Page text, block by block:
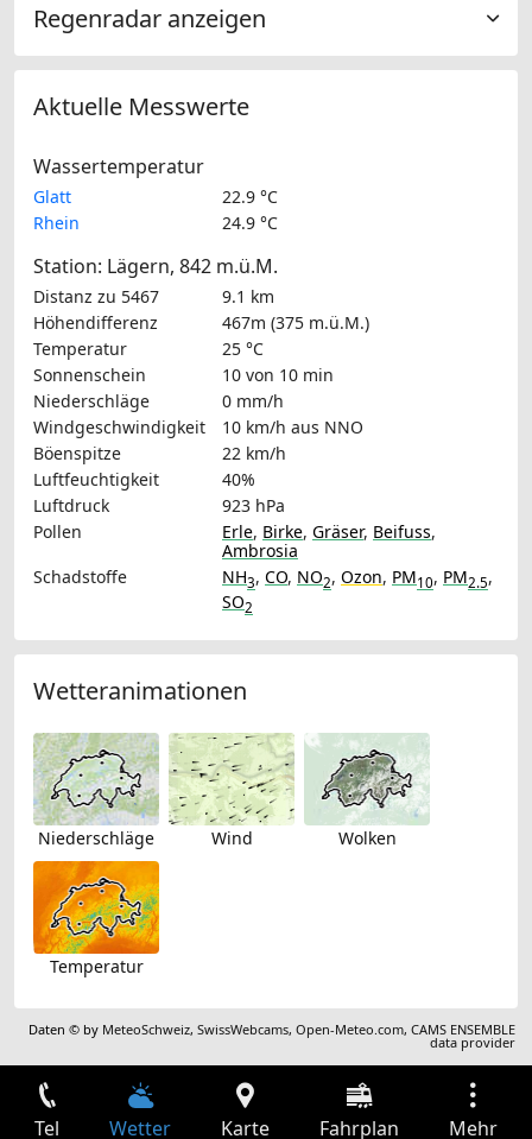
Regenradar anzeigen
Aktuelle Messwerte
Wassertemperatur
Glatt
22.9 °C
Rhein
24.9 °C
Station: Lägern, 842 m.ü.M.
Distanz zu 5467
9.1 km
Höhendifferenz
467m (375 m.ü.M.)
Temperatur
25 °C
Sonnenschein
10 von 10 min
Niederschläge
0 mm/h
Windgeschwindigkeit
10 km/h aus NNO
Böenspitze
22 km/h
Luftfeuchtigkeit
40%
Luftdruck
923 hPa
Pollen
Erle, Birke, Gräser, Beifuss,
Ambrosia
Schadstoffe
NH3, CO, NO2, Ozon, PM10, PM2.5,
SO2
Wetteranimationen
Niederschläge Wind Wolken
Temperatur
Daten © by MeteoSchweiz,SwissWebcams,Open-Meteo.com,CAMS ENSEMBLE
data provider
Tel Wetter Karte Fahrplan Mehr